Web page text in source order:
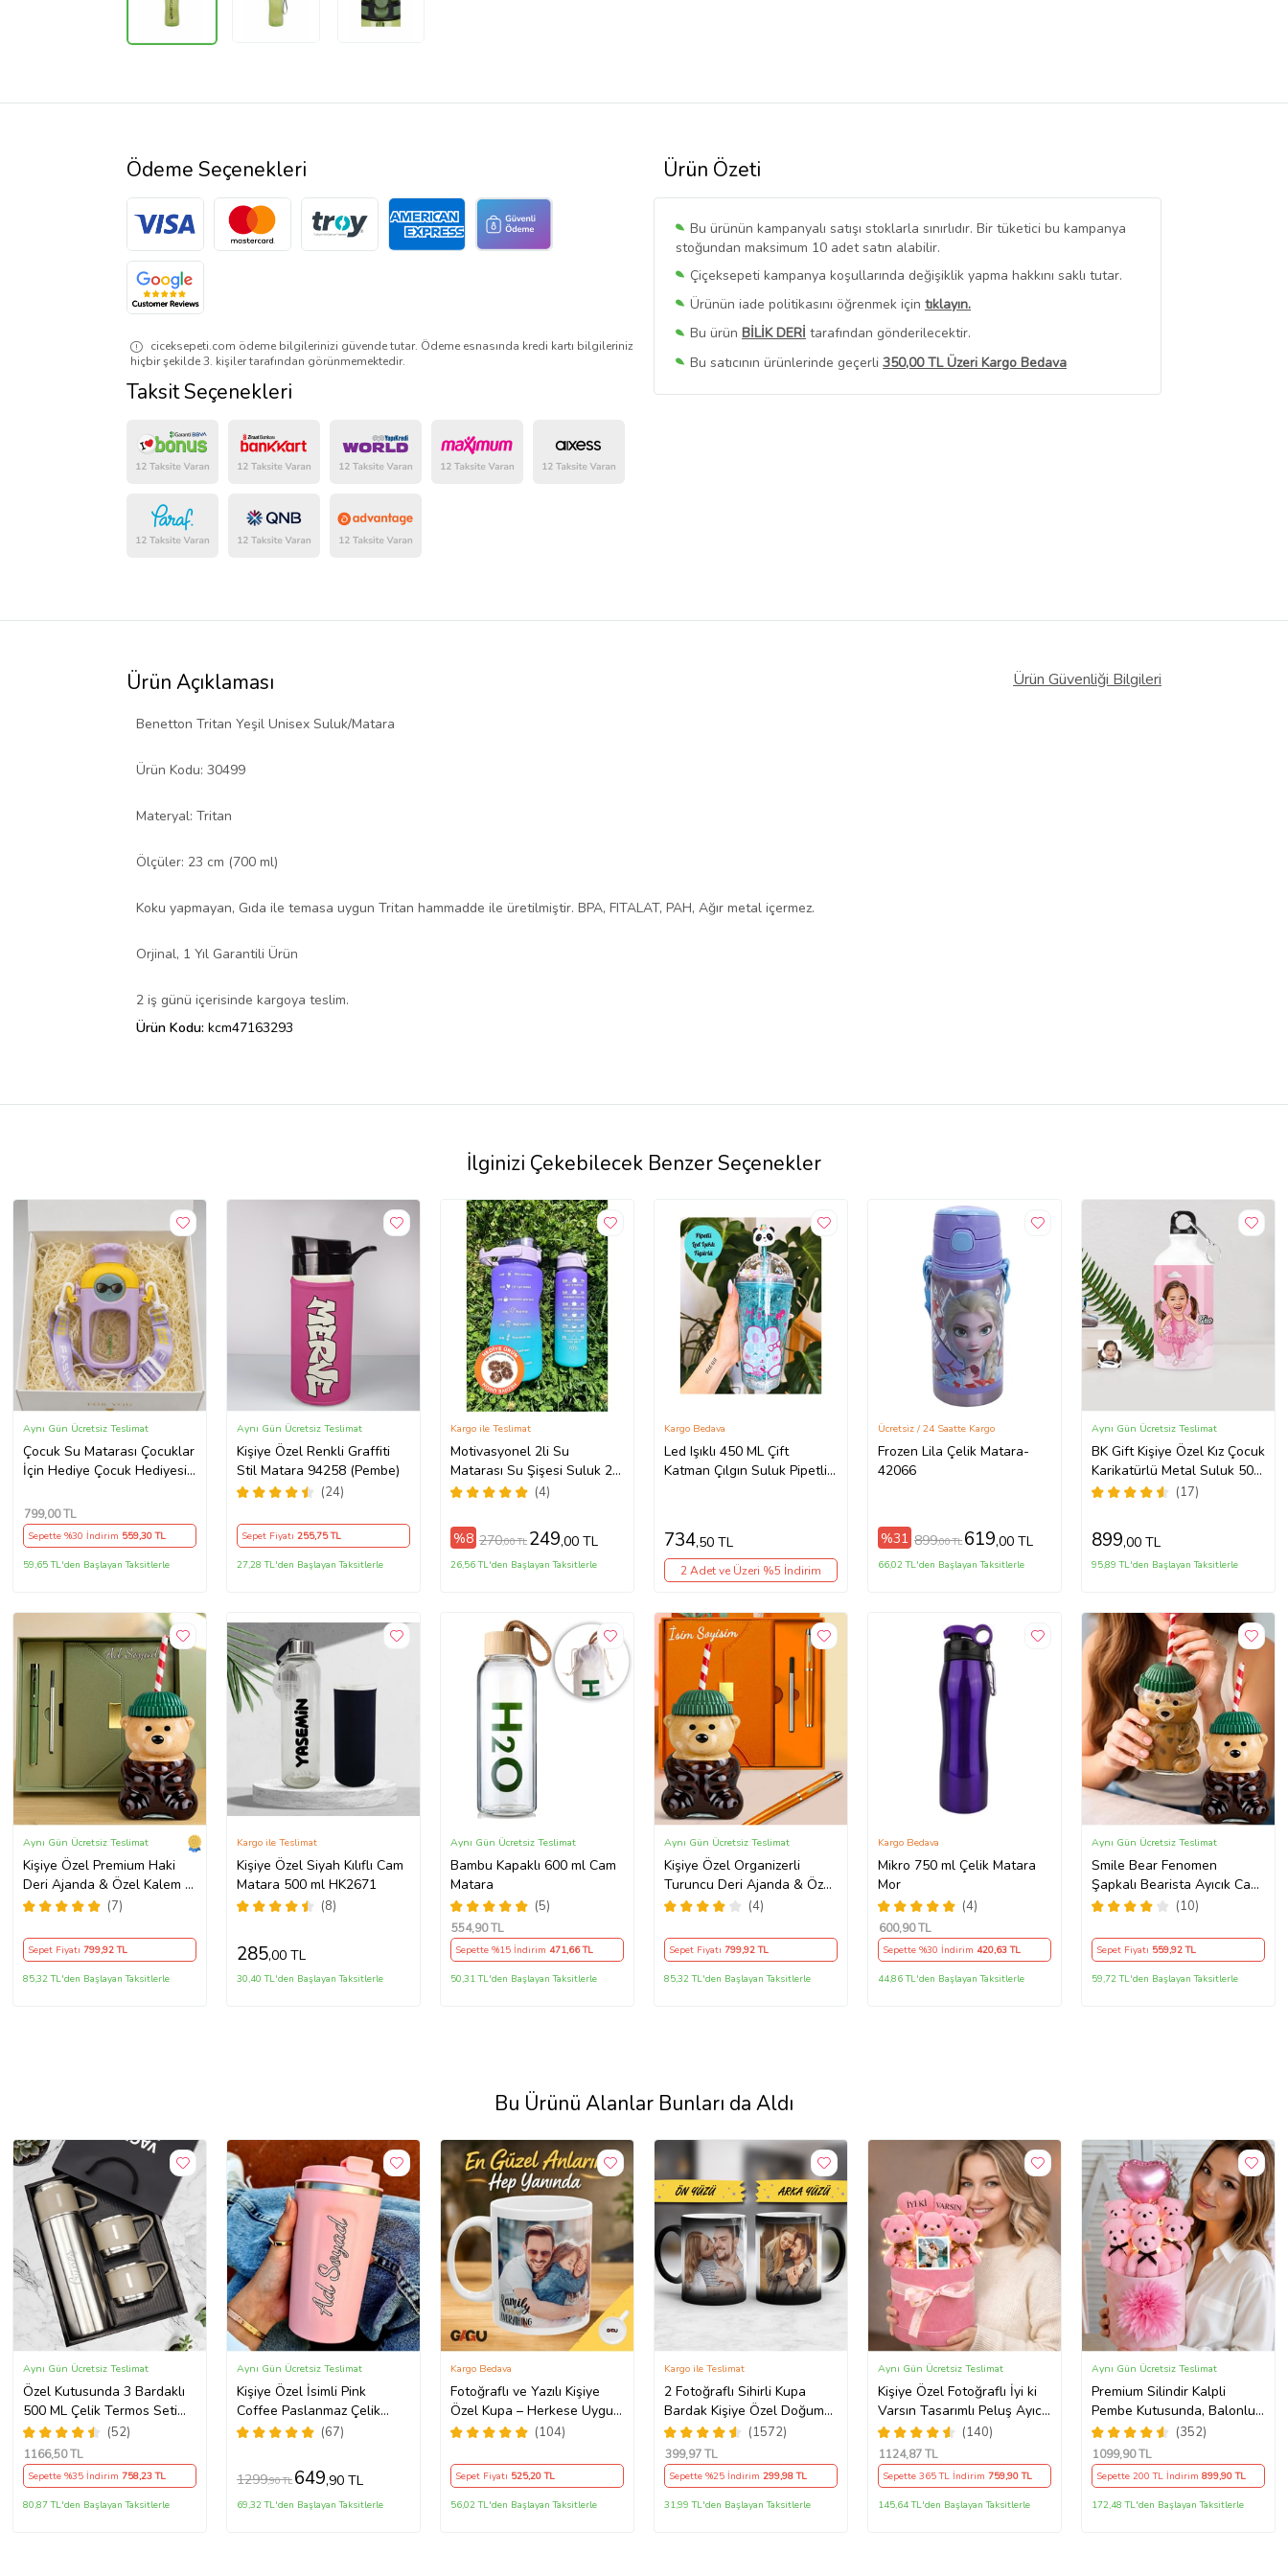
Ürün Özeti
Bu ürünün kampanyalı satışı stoklarla sınırlıdır. Bir tüketici bu kampanya
stoğundan maksimum 10 adet satın alabilir.
Çiçeksepeti kampanya koşullarında değişiklik yapma hakkını saklı tutar.
Ürünün iade politikasını öğrenmek için tıklayın.
Bu ürün BİLİK DERİ tarafından gönderilecektir.
Bu satıcının ürünlerinde geçerli 350,00 TL Üzeri Kargo Bedava
Bu SatıcınınTüm Ürünlerini Görüntüle
Ödeme Seçenekleri
ciceksepeti.com ödeme bilgilerinizi güvende tutar. Ödeme esnasında kredi kartı bilgileriniz
hiçbir şekilde 3. kişiler tarafından görünmemektedir.
Taksit Seçenekleri
Ürün Açıklaması Ürün Güvenliği Bilgileri
Benetton Tritan Yeşil Unisex Suluk/Matara
Ürün Kodu: 30499
Materyal: Tritan
Ölçüler: 23 cm (700 ml)
Koku yapmayan, Gıda ile temasa uygun Tritan hammadde ile üretilmiştir. BPA, FITALAT, PAH, Ağır metal içermez.
Orjinal, 1 Yıl Garantili Ürün
2 iş günü içerisinde kargoya teslim.
Ürün Kodu: kcm47163293
İlginizi Çekebilecek Benzer Seçenekler
Çocuk Su Matarası Çocuklar
İçin Hediye Çocuk Hediyesi
Aynı Gün Ücretsiz Teslimat
799,00 TL
Sepette %30 İndirim 559,30 TL
59,65 TL'den Başlayan Taksitlerle
Kişiye Özel Renkli Graffiti
Stil Matara 94258 (Pembe)
(24)
Aynı Gün Ücretsiz Teslimat
Sepet Fiyatı 255,75 TL
27,28 TL'den Başlayan Taksitlerle
Motivasyonel 2li Su
Matarası Su Şişesi Suluk 2
Lt 900ml Yavrulu Spor
(4)
Kargo ile Teslimat
%8 270,00 TL 249,00 TL
26,56 TL'den Başlayan Taksitlerle
Led Işıklı 450 ML Çift
Katman Çılgın Suluk Pipetli
Kargo Bedava
734,50 TL
2 Adet ve Üzeri %5 İndirim
Frozen Lila Çelik Matara-
42066
Ücretsiz / 24 Saatte Kargo
%31 899,00 TL 619,00 TL
66,02 TL'den Başlayan Taksitlerle
BK Gift Kişiye Özel Kız Çocuk
Karikatürlü Metal Suluk 500
Ml
(17)
Aynı Gün Ücretsiz Teslimat
899,00 TL
95,89 TL'den Başlayan Taksitlerle
Kişiye Özel Premium Haki
Deri Ajanda & Özel Kalem &
Şapkalı Ayıcık Pipetli Bardak
(7)
Aynı Gün Ücretsiz Teslimat
Sepet Fiyatı 799,92 TL
85,32 TL'den Başlayan Taksitlerle
Kişiye Özel Siyah Kılıflı Cam
Matara 500 ml HK2671
(8)
Kargo ile Teslimat
285,00 TL
30,40 TL'den Başlayan Taksitlerle
Bambu Kapaklı 600 ml Cam
Matara
(5)
Aynı Gün Ücretsiz Teslimat
554,90 TL
Sepette %15 İndirim 471,66 TL
50,31 TL'den Başlayan Taksitlerle
Kişiye Özel Organizerli
Turuncu Deri Ajanda & Özel
Kalem & Şapkalı Ayıcık
(4)
Aynı Gün Ücretsiz Teslimat
Sepet Fiyatı 799,92 TL
85,32 TL'den Başlayan Taksitlerle
Mikro 750 ml Çelik Matara
Mor
(4)
Kargo Bedava
600,90 TL
Sepette %30 İndirim 420,63 TL
44,86 TL'den Başlayan Taksitlerle
Smile Bear Fenomen
Şapkalı Bearista Ayıcık Cam
Pipetli 2'Li Bardak Suluk
(10)
Aynı Gün Ücretsiz Teslimat
Sepet Fiyatı 559,92 TL
59,72 TL'den Başlayan Taksitlerle
Bu Ürünü Alanlar Bunları da Aldı
Özel Kutusunda 3 Bardaklı
500 ML Çelik Termos Seti
(Gümüş)
(52)
Aynı Gün Ücretsiz Teslimat
1166,50 TL
Sepette %35 İndirim 758,23 TL
80,87 TL'den Başlayan Taksitlerle
Kişiye Özel İsimli Pink
Coffee Paslanmaz Çelik
Pembe Termos Bardak
(67)
Aynı Gün Ücretsiz Teslimat
1299,90 TL 649,90 TL
69,32 TL'den Başlayan Taksitlerle
Fotoğraflı ve Yazılı Kişiye
Özel Kupa – Herkese Uygun
Anlamlı Hediye Porselen(104)
Kargo Bedava
Sepet Fiyatı 525,20 TL
56,02 TL'den Başlayan Taksitlerle
2 Fotoğraflı Sihirli Kupa
Bardak Kişiye Özel Doğum
Günü Hediyesi Sevgiliye
Hediye Anneye Babaya
Ablaya Abiye Kız Erkek
Kardeşe Arkadaşa Resimli
Günü Yıl Dönümü Hediyesi
(1572)
Kargo ile Teslimat
399,97 TL
Sepette %25 İndirim 299,98 TL
31,99 TL'den Başlayan Taksitlerle
Kişiye Özel Fotoğraflı İyi ki
Varsın Tasarımlı Peluş Ayıcık
Buketi (Pembe)(140)
Aynı Gün Ücretsiz Teslimat
1124,87 TL
Sepette 365 TL İndirim759,90 TL
145,64 TL'den Başlayan Taksitlerle
Premium Silindir Kalpli
Pembe Kutusunda, Balonlu
LED Işıklı 6’lı Pembe Ayıcık
Buketi Arkadaşa Sevgiliye
Hediye
(352)
Aynı Gün Ücretsiz Teslimat
1099,90 TL
Sepette 200 TL İndirim899,90 TL
172,48 TL'den Başlayan Taksitlerle